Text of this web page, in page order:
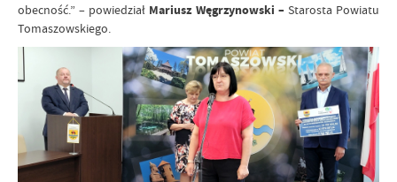
obecność.” – powiedział Mariusz Węgrzynowski –Starosta Powiatu
Tomaszowskiego.